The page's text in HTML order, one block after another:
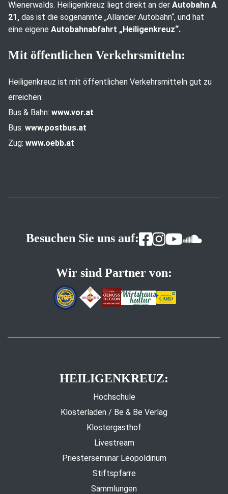
Wienerwalds. Heiligenkreuz liegt direkt an der Autobahn A
21, das ist die sogenannte „Allander Autobahn“, und hat
eine eigene Autobahnabfahrt „Heiligenkreuz“.
Mit öffentlichen Verkehrsmitteln:
Heiligenkreuz ist mit öffentlichen Verkehrsmitteln gut zu
erreichen:
Bus & Bahn: www.vor.at
Bus: www.postbus.at
Zug: www.oebb.at
Besuchen Sie uns auf:
Wir sind Partner von:
HEILIGENKREUZ:
Hochschule
Klosterladen / Be & Be Verlag
Klostergasthof
Livestream
Priesterseminar Leopoldinum
Stiftspfarre
Sammlungen